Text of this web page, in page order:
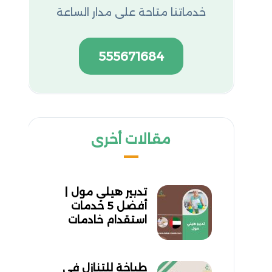
خدماتنا متاحة على مدار الساعة
555671684
مقالات أخرى
تدبير هيلي مول |
أفضل 5 خدمات
استقدام خادمات
طباخة للتنازل في